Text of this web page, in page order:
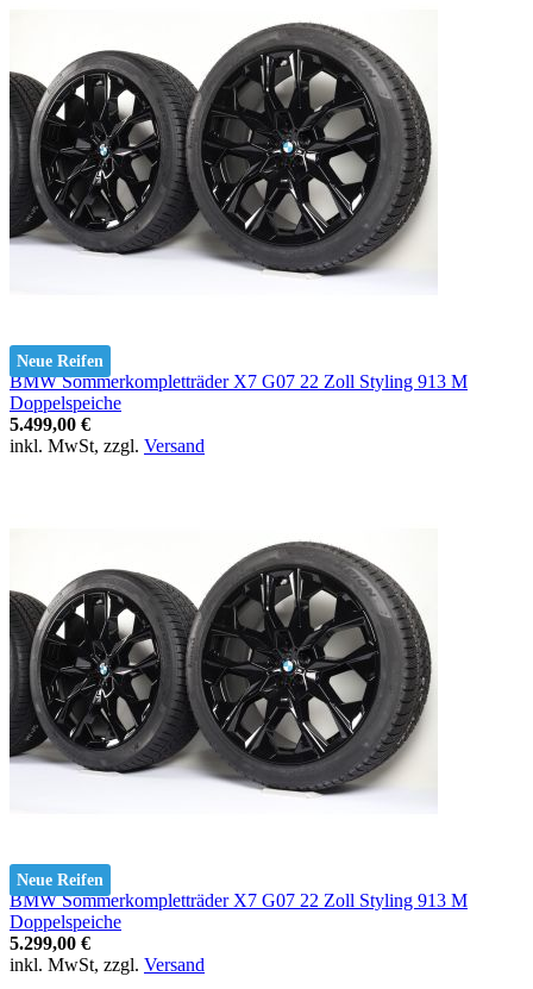
Neue Reifen
BMW Sommerkompletträder X7 G07 22 Zoll Styling 913 M
Doppelspeiche
5.499,00 €
inkl. MwSt, zzgl. Versand
Neue Reifen
BMW Sommerkompletträder X7 G07 22 Zoll Styling 913 M
Doppelspeiche
5.299,00 €
inkl. MwSt, zzgl. Versand